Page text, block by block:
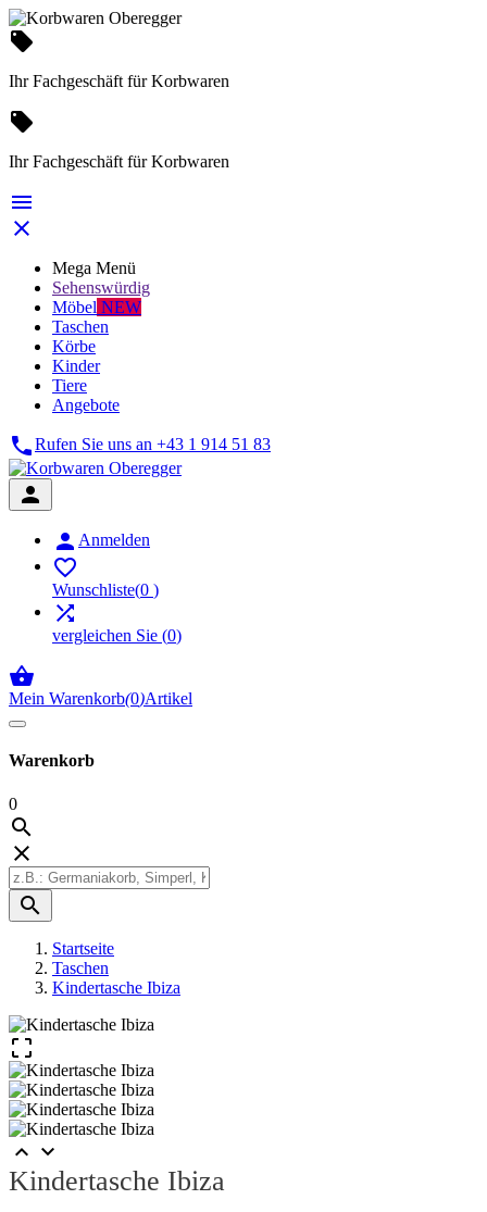
local_offer
Ihr Fachgeschäft für Korbwaren
local_offer
Ihr Fachgeschäft für Korbwaren


Mega Menü
Sehenswürdig
Möbel NEW
Taschen
Körbe
Kinder
Tiere
Angebote
Rufen Sie uns an +43 1 914 51 83

 Anmelden

Wunschliste(0 )

vergleichen Sie (0)

Mein Warenkorb(0)Artikel
Warenkorb
0



Startseite
Taschen
Kindertasche Ibiza

 
Kindertasche Ibiza